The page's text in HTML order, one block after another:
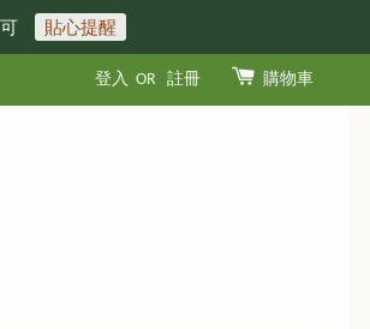
貼心提醒
登入 OR 註冊 購物車